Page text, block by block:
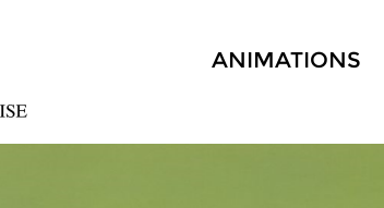
ANIMATIONS